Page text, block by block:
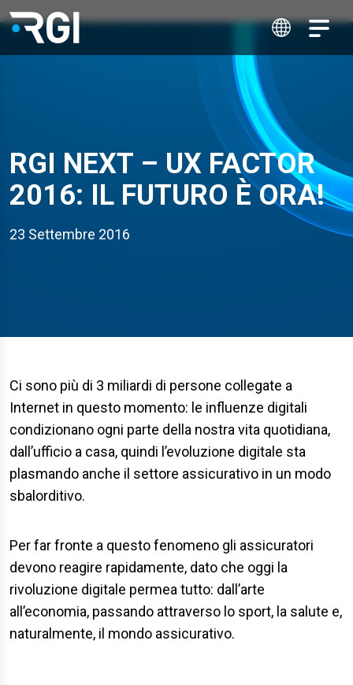
RGI NEXT – UX FACTOR
2016: IL FUTURO È ORA!
23 Settembre 2016
Ci sono più di 3 miliardi di persone collegate a
Internet in questo momento: le influenze digitali
condizionano ogni parte della nostra vita quotidiana,
dall’ufficio a casa, quindi l’evoluzione digitale sta
plasmando anche il settore assicurativo in un modo
sbalorditivo.
Per far fronte a questo fenomeno gli assicuratori
devono reagire rapidamente, dato che oggi la
rivoluzione digitale permea tutto: dall’arte
all’economia, passando attraverso lo sport, la salute e,
naturalmente, il mondo assicurativo.